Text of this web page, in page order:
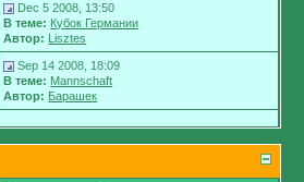
Dec 5 2008, 13:50
В теме: Кубок Германии
Автор: Lisztes
Sep 14 2008, 18:09
В теме: Mannschaft
Автор: Барашек